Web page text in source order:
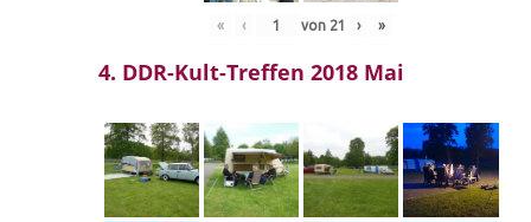
« ‹ von 21 › »
4. DDR-Kult-Treffen 2018 Mai